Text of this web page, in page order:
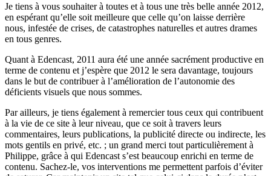
Je tiens à vous souhaiter à toutes et à tous une très belle année 2012,
en espérant qu’elle soit meilleure que celle qu’on laisse derrière
nous, infestée de crises, de catastrophes naturelles et autres drames
en tous genres.
Quant à Edencast, 2011 aura été une année sacrément productive en
terme de contenu et j’espère que 2012 le sera davantage, toujours
dans le but de contribuer à l’amélioration de l’autonomie des
déficients visuels que nous sommes.
Par ailleurs, je tiens également à remercier tous ceux qui contribuent
à la vie de ce site à leur niveau, que ce soit à travers leurs
commentaires, leurs publications, la publicité directe ou indirecte, les
mots gentils en privé, etc. ; un grand merci tout particulièrement à
Philippe, grâce à qui Edencast s’est beaucoup enrichi en terme de
contenu. Sachez-le, vos interventions me permettent parfois d’éviter